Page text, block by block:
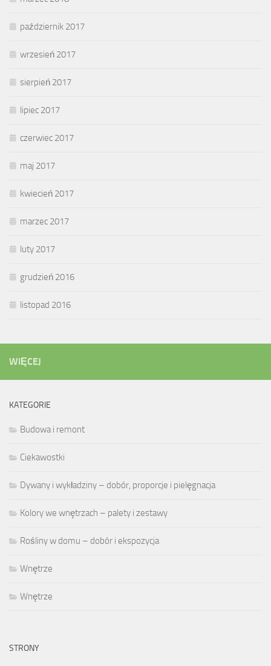
październik 2017
wrzesień 2017
sierpień 2017
lipiec 2017
czerwiec 2017
maj 2017
kwiecień 2017
marzec 2017
luty 2017
grudzień 2016
listopad 2016
WIĘCEJ
KATEGORIE
Budowa i remont
Ciekawostki
Dywany i wykładziny – dobór, proporcje i pielęgnacja
Kolory we wnętrzach – palety i zestawy
Rośliny w domu – dobór i ekspozycja
Wnętrze
Wnętrze
STRONY